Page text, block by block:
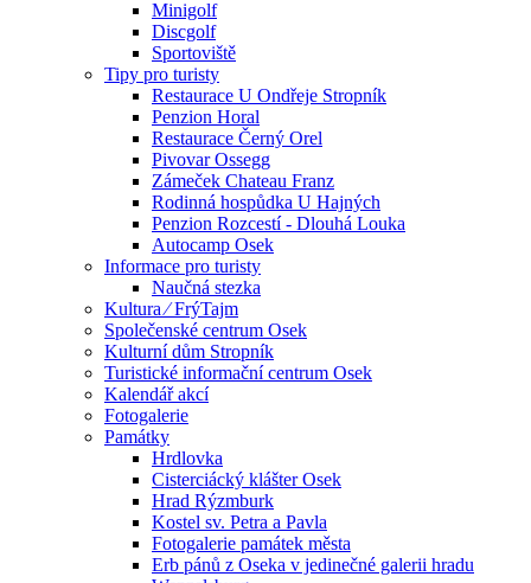
Minigolf
Discgolf
Sportoviště
Tipy pro turisty
Restaurace U Ondřeje Stropník
Penzion Horal
Restaurace Černý Orel
Pivovar Ossegg
Zámeček Chateau Franz
Rodinná hospůdka U Hajných
Penzion Rozcestí - Dlouhá Louka
Autocamp Osek
Informace pro turisty
Naučná stezka
Kultura ⁄ FrýTajm
Společenské centrum Osek
Kulturní dům Stropník
Turistické informační centrum Osek
Kalendář akcí
Fotogalerie
Památky
Hrdlovka
Cisterciácký klášter Osek
Hrad Rýzmburk
Kostel sv. Petra a Pavla
Fotogalerie památek města
Erb pánů z Oseka v jedinečné galerii hradu